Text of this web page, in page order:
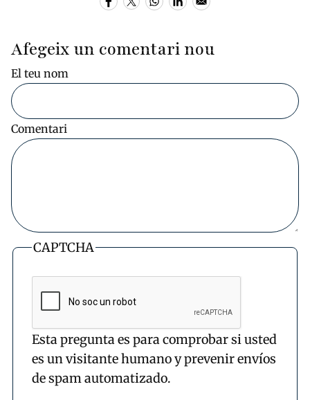
Afegeix un comentari nou
El teu nom
Comentari
CAPTCHA
Esta pregunta es para comprobar si usted
es un visitante humano y prevenir envíos
de spam automatizado.